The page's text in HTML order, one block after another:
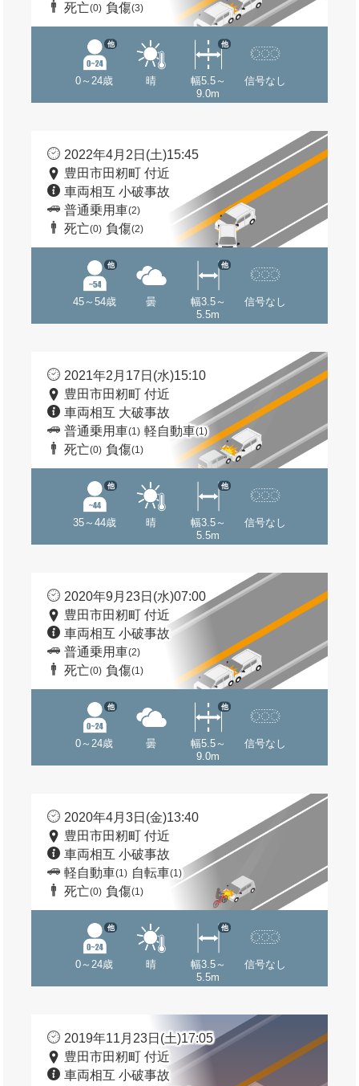
死亡(0) 負傷(3)
0～24歳
他
晴
幅5.5～
9.0m
他
信号なし
2022年4月2日(土)15:45
豊田市田籾町 付近
車両相互 小破事故
普通乗用車(2)
死亡(0) 負傷(2)
45～54歳
他
曇
幅3.5～
5.5m
他
信号なし
2021年2月17日(水)15:10
豊田市田籾町 付近
車両相互 大破事故
普通乗用車(1) 軽自動車(1)
死亡(0) 負傷(1)
35～44歳
他
晴
幅3.5～
5.5m
他
信号なし
2020年9月23日(水)07:00
豊田市田籾町 付近
車両相互 小破事故
普通乗用車(2)
死亡(0) 負傷(1)
0～24歳
他
曇
幅5.5～
9.0m
他
信号なし
2020年4月3日(金)13:40
豊田市田籾町 付近
車両相互 小破事故
軽自動車(1) 自転車(1)
死亡(0) 負傷(1)
0～24歳
他
晴
幅3.5～
5.5m
他
信号なし
2019年11月23日(土)17:05
豊田市田籾町 付近
車両相互 小破事故